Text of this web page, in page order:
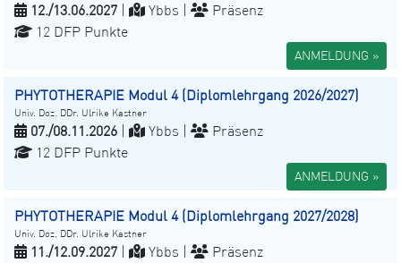
12./13.06.2027 Ybbs |
Präsenz
12 DFP Punkte
ANMELDUNG »
PHYTOTHERAPIE Modul 4 (Diplomlehrgang 2026/2027)
Univ. Doz. DDr. Ulrike Kastner
07./08.11.2026 Ybbs |
Präsenz
12 DFP Punkte
ANMELDUNG »
PHYTOTHERAPIE Modul 4 (Diplomlehrgang 2027/2028)
Univ. Doz. DDr. Ulrike Kastner
11./12.09.2027 Ybbs |
Präsenz